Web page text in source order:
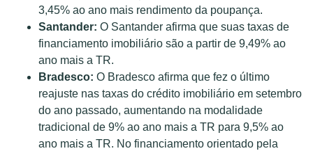
3,45% ao ano mais rendimento da poupança.
Santander: O Santander afirma que suas taxas de
financiamento imobiliário são a partir de 9,49% ao
ano mais a TR.
Bradesco: O Bradesco afirma que fez o último
reajuste nas taxas do crédito imobiliário em setembro
do ano passado, aumentando na modalidade
tradicional de 9% ao ano mais a TR para 9,5% ao
ano mais a TR. No financiamento orientado pela